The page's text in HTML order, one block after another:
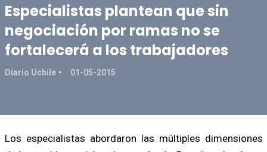
Especialistas plantean que sin
negociación por ramas no se
fortalecerá a los trabajadores
Diario Uchile 01-05-2015
Los especialistas abordaron las múltiples dimensiones